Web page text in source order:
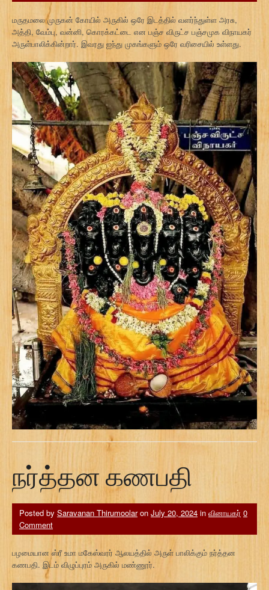
மருதமலை முருகன் கோயில் அருகில் ஒரே இடத்தில் வளர்ந்துள்ள அரசு,
அத்தி, வேம்பு, வன்னி, கொரக்கட்டை என பஞ்ச விருட்ச பஞ்சமுக விநாயகர்
அருள்பாலிக்கின்றார். இவரது ஐந்து முகங்களும் ஒரே வரிசையில் உள்ளது.
நர்த்தன கணபதி
Posted by Saravanan Thirumoolaron July 20, 2024 in வினாயகர் 0
Comment
பழமையான ஸ்ரீ உமா மகேஸ்வரர் ஆலயத்தில் அருள் பாலிக்கும் நர்த்தன
கணபதி. இடம் விழுப்புரம் அருகில் மண்ணூர்.